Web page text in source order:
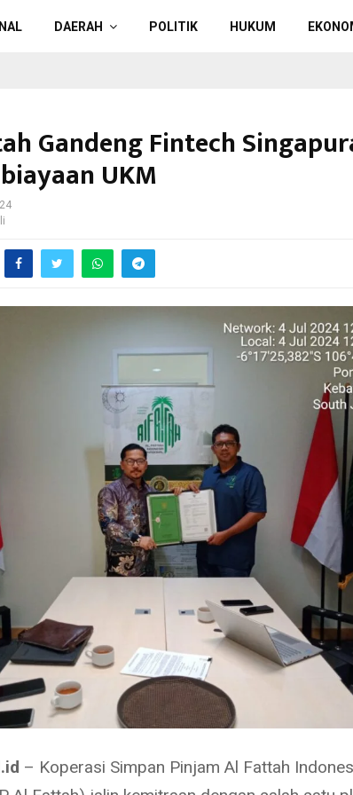
DAERAH POLITIK HUKUM
Gandeng Fintech
UKM
– Koperasi Simpan Pinjam Al Fattah